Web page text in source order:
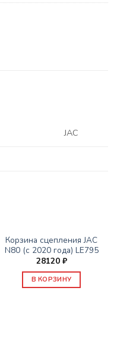
JAC
Корзина сцепления JAC
N80 (с 2020 года) LE795
28120 ₽
В КОРЗИНУ